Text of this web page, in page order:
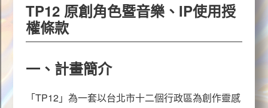
TP12
TP12原創角色暨音樂、 IP使用授
權條款
一、計畫簡介
「TP12」為一套以台北市十二個行政區為創作靈感